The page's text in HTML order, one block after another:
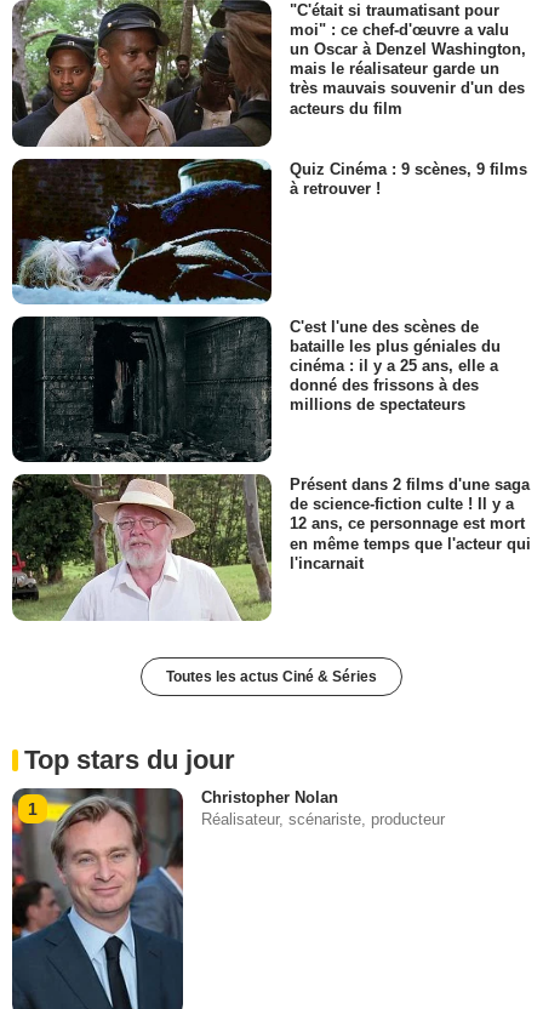
"C'était si traumatisant pour
moi" : ce chef-d'œuvre a valu
un Oscar à Denzel Washington,
mais le réalisateur garde un
très mauvais souvenir d'un des
acteurs du film
Quiz Cinéma : 9 scènes, 9 films
à retrouver !
C'est l'une des scènes de
bataille les plus géniales du
cinéma : il y a 25 ans, elle a
donné des frissons à des
millions de spectateurs
Présent dans 2 films d'une saga
de science-fiction culte ! Il y a
12 ans, ce personnage est mort
en même temps que l'acteur qui
l'incarnait
Toutes les actus Ciné & Séries
Top stars du jour
1
Christopher Nolan
Réalisateur, scénariste, producteur